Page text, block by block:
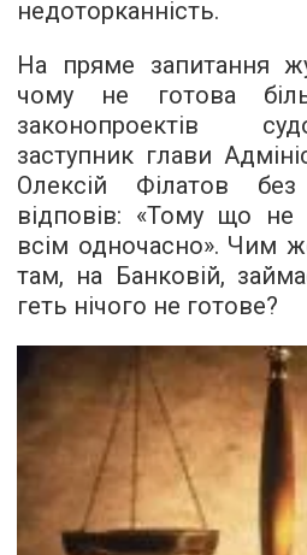
недоторканність.
На пряме запитання
чому не готова
законопроектів
заступник глави
Олексій Філатов
відповів: «Тому що
всім одночасно». Чим
там, на Банковій,
геть нічого не готове?